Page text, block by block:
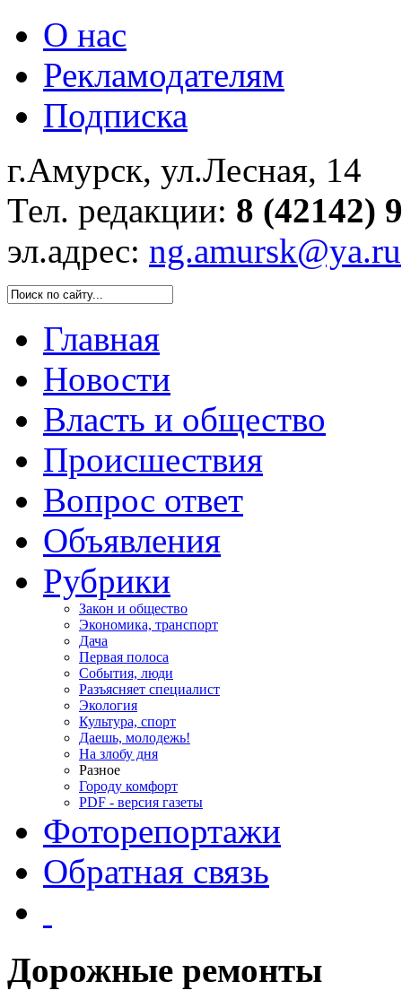
О нас
Рекламодателям
Подписка
г.Амурск, ул.Лесная, 14
Тел. редакции: 8 (42142)
эл.адрес: ng.amursk@ya.ru
Главная
Новости
Власть и общество
Происшествия
Вопрос ответ
Объявления
Рубрики
Закон и общество
Экономика, транспорт
Дача
Первая полоса
События, люди
Разъясняет специалист
Экология
Культура, спорт
Даешь, молодежь!
На злобу дня
Разное
Городу комфорт
PDF - версия газеты
Фоторепортажи
Обратная связь
Дорожные ремонты